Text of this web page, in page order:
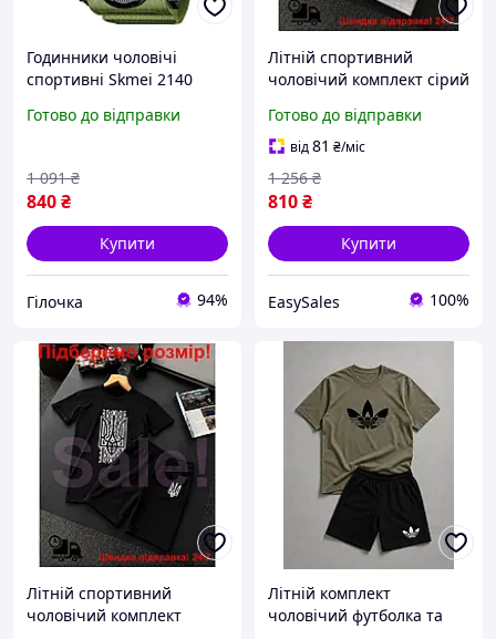
Годинники чоловічі
спортивні Skmei 2140
та активного відпочинку
Готово до відправки
840₴
1 091 ₴
Купити
Гілочка 94%
Літній спортивний
чоловічий комплект сірий
і прогулянок з
еластичним поясом
Готово до відправки
від81 ₴/міс
810₴
1 256 ₴
Купити
EasySales 100%
Літній спортивний
чоловічий комплект
Літній комплект
чоловічий футболка та